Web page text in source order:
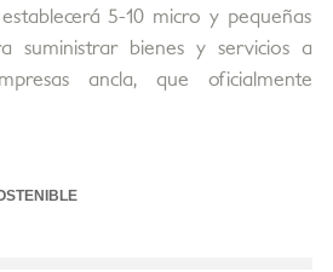
5-10 micro y pequeñas
suministrar bienes y servicios a
ancla, que oficialmente